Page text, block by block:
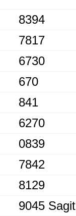
8394
7817
6730
670
841
6270
0839
7842
8129
9045